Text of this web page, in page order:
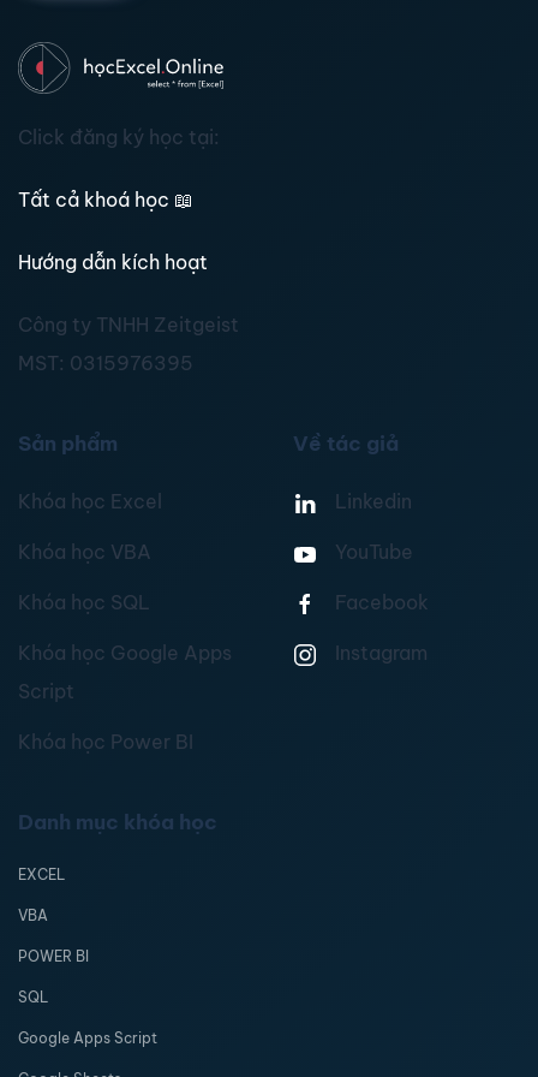
Click đăng ký học tại:
Tất cả khoá học 📖
Hướng dẫn kích hoạt
Công ty TNHH Zeitgeist
MST: 0315976395
Sản phẩm
Khóa học Excel
Khóa học VBA
Khóa học SQL
Khóa học Google Apps
Script
Khóa học Power BI
Về tác giả
Linkedin
YouTube
Facebook
Instagram
Danh mục khóa học
EXCEL
VBA
POWER BI
SQL
Google Apps Script